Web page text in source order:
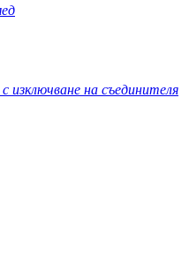
изключване на съединителя